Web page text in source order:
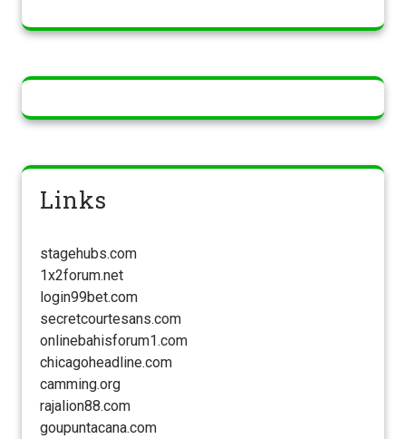
Links
stagehubs.com
1x2forum.net
login99bet.com
secretcourtesans.com
onlinebahisforum1.com
chicagoheadline.com
camming.org
rajalion88.com
goupuntacana.com